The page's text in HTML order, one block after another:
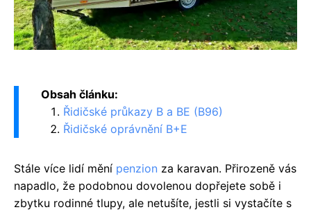
Obsah článku:
Řidičské průkazy B a BE (B96)
Řidičské oprávnění B+E
Stále více lidí mění penzion za karavan. Přirozeně vás
napadlo, že podobnou dovolenou dopřejete sobě i
zbytku rodinné tlupy, ale netušíte, jestli si vystačíte s